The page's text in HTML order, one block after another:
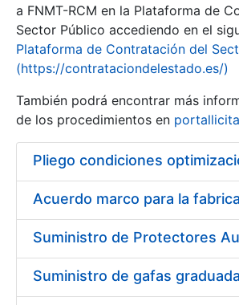
Mostra/Amaga
a FNMT-RCM en la Plataforma de
Sector Público accediendo en el
Plataforma de Contratación del
(https://contrataciondelestado.es/)
También podrá encontrar más
de los procedimientos en